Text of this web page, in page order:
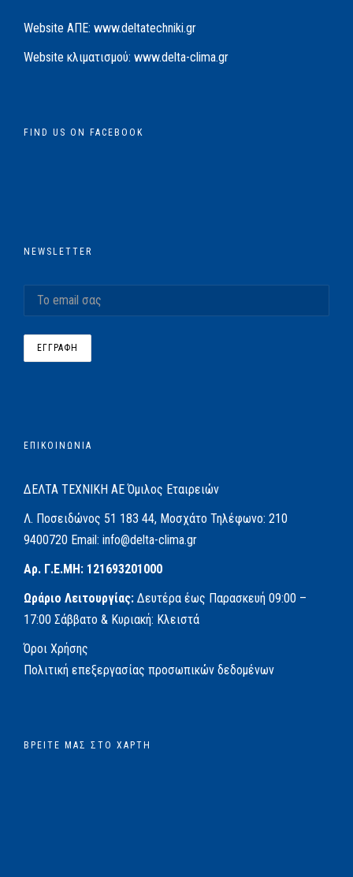
Website AΠΕ: www.deltatechniki.gr
Website κλιματισμού: www.delta-clima.gr
FIND US ON FACEBOOK
NEWSLETTER
ΕΠΙΚΟΙΝΩΝΙΑ
ΔΕΛΤΑ ΤΕΧΝΙΚΗ ΑΕΌμιλος Εταιρειών
Λ. Ποσειδώνος 51 183 44, Μοσχάτο Τηλέφωνο: 210
9400720 Email: info@delta-clima.gr
Αρ. Γ.Ε.ΜΗ: 121693201000
Ωράριο Λειτουργίας: Δευτέρα έως Παρασκευή 09:00 –
17:00 Σάββατο & Κυριακή: Κλειστά
Όροι Χρήσης
Πολιτική επεξεργασίας προσωπικών δεδομένων
ΒΡΕΊΤΕ ΜΑΣ ΣΤΟ ΧΆΡΤΗ